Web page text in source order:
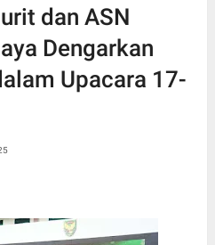
dan ASN
Dengarkan
Upacara 17-